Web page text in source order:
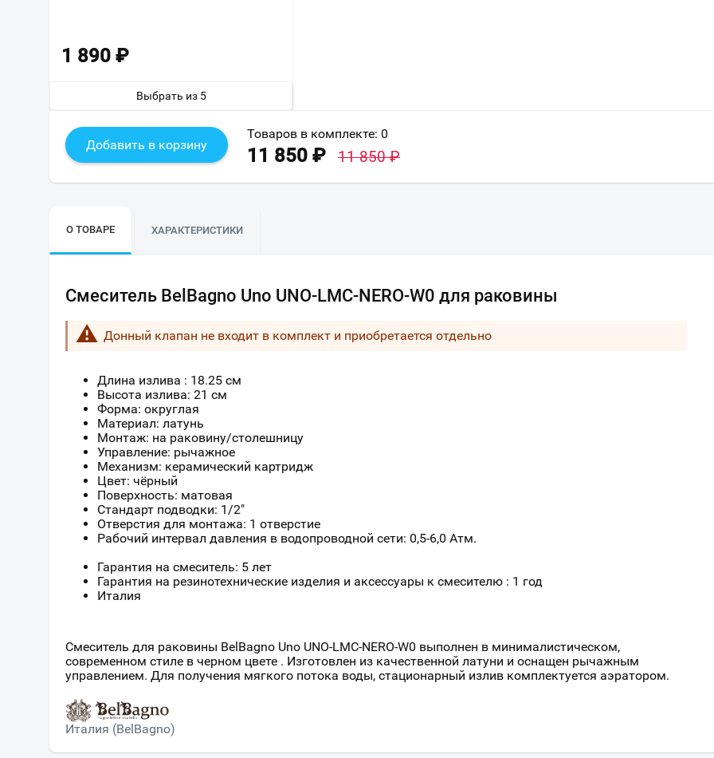
1 890 ₽
Выбрать из 5
Добавить в корзину
Товаров в комплекте: 0
11 850 ₽ 11 850₽
О ТОВАРЕ ХАРАКТЕРИСТИКИ
Смеситель BelBagno Uno UNO-LMC-NERO-W0 для раковины
Донный клапан не входит в комплект и приобретается отдельно
Длина излива : 18.25 см
Высота излива: 21 см
Форма: округлая
Материал: латунь
Монтаж: на раковину/столешницу
Управление: рычажное
Механизм: керамический картридж
Цвет: чёрный
Поверхность: матовая
Стандарт подводки: 1/2"
Отверстия для монтажа: 1 отверстие
Рабочий интервал давления в водопроводной сети: 0,5-6,0 Атм.
Гарантия на смеситель: 5 лет
Гарантия на резинотехнические изделия и аксессуары к смесителю : 1 год
Италия
Смеситель для раковины BelBagno Uno UNO-LMC-NERO-W0 выполнен в минималистическом,
современном стиле в черном цвете . Изготовлен из качественной латуни и оснащен рычажным
управлением. Для получения мягкого потока воды, стационарный излив комплектуется аэратором.
Италия (BelBagno)